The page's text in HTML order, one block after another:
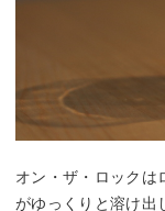
オン・ザ・ロックは
がゆっくりと溶け出